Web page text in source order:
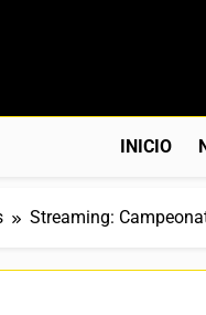
INICIO
Streaming: